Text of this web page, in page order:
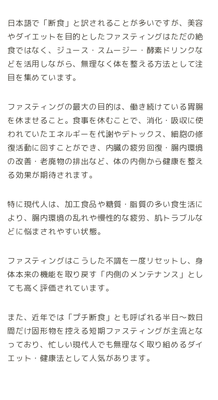
日本語で「断食」と訳されることが多いですが、美容
やダイエットを目的としたファスティングはただの絶
食ではなく、ジュース・スムージー・酵素ドリンクな
どを活用しながら、無理なく体を整える方法として注
目を集めています。
ファスティングの最大の目的は、働き続けている胃腸
を休ませること。食事を休むことで、消化・吸収に使
われていたエネルギーを代謝やデトックス、細胞の修
復活動に回すことができ、内臓の疲労回復・腸内環境
の改善・老廃物の排出など、体の内側から健康を整え
る効果が期待されます。
特に現代人は、加工食品や糖質・脂質の多い食生活に
より、腸内環境の乱れや慢性的な疲労、肌トラブルな
どに悩まされやすい状態。
ファスティングはこうした不調を一度リセットし、身
体本来の機能を取り戻す「内側のメンテナンス」とし
ても高く評価されています。
また、近年では「プチ断食」とも呼ばれる半日〜数日
間だけ固形物を控える短期ファスティングが主流とな
っており、忙しい現代人でも無理なく取り組めるダイ
エット・健康法として人気があります。